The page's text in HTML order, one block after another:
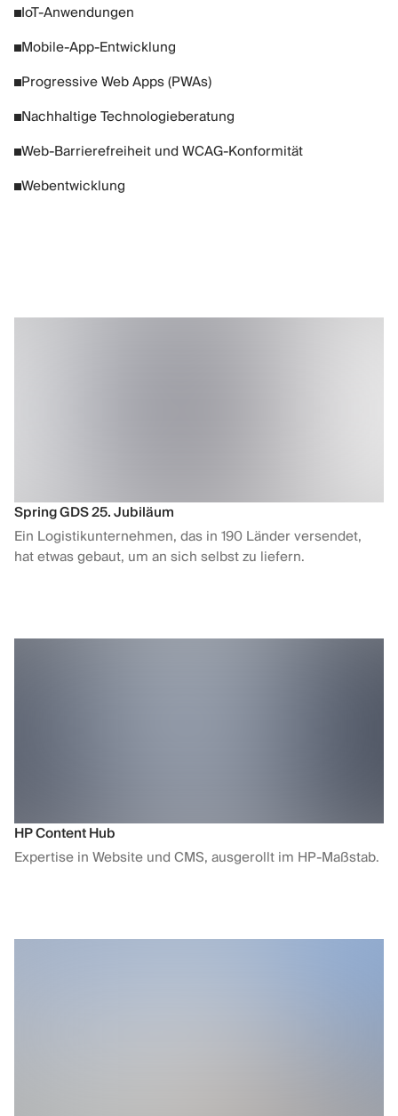
IoT-Anwendungen
Mobile-App-Entwicklung
Progressive Web Apps (PWAs)
Nachhaltige Technologieberatung
Web-Barrierefreiheit und WCAG-Konformität
Webentwicklung
Spring GDS 25. Jubiläum
Ein Logistikunternehmen, das in 190 Länder versendet,
hat etwas gebaut, um an sich selbst zu liefern.
HP Content Hub
Expertise in Website und CMS, ausgerollt im HP-Maßstab.